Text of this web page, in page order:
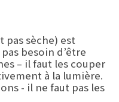
pas sèche) est
besoin d’être
– il faut les couper
à la lumière.
- il ne faut pas les